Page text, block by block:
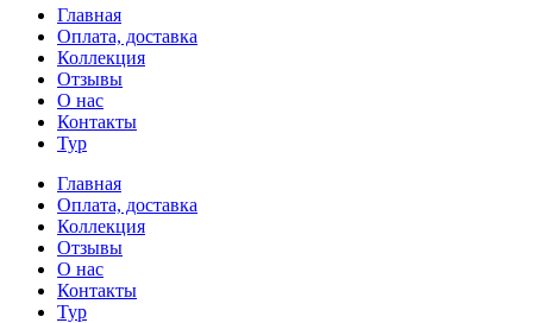
Главная
Оплата, доставка
Коллекция
Отзывы
О нас
Контакты
Тур
Главная
Оплата, доставка
Коллекция
Отзывы
О нас
Контакты
Тур